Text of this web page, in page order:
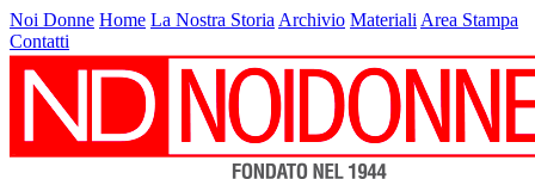
Noi Donne Home La Nostra Storia Archivio Materiali Area Stampa
Contatti